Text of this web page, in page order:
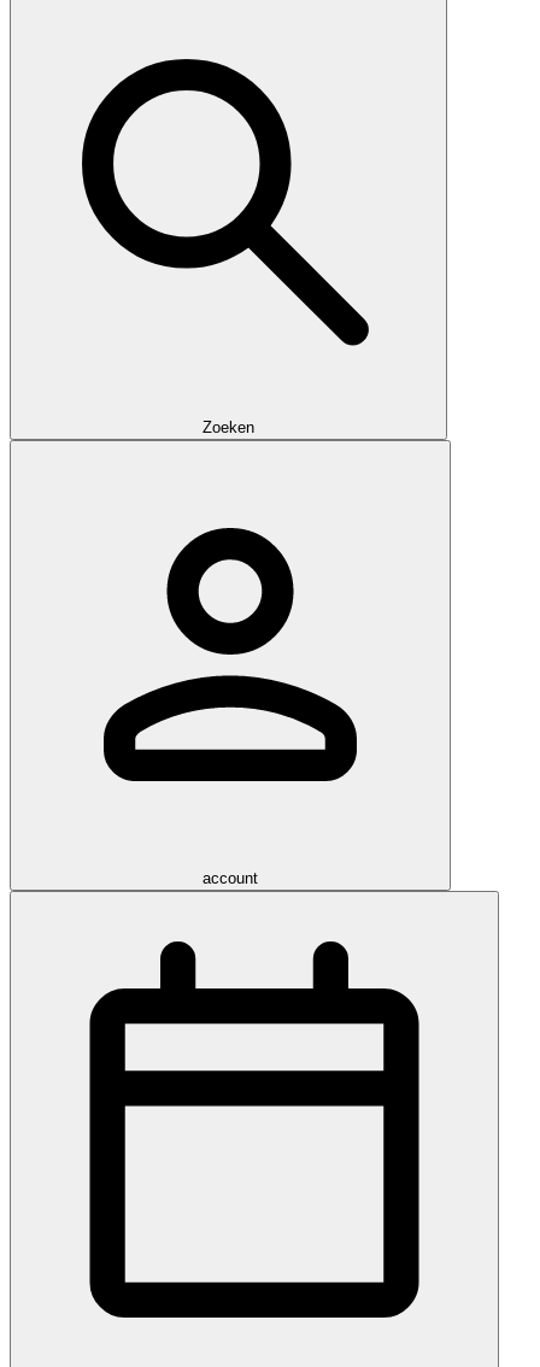
Zoeken
account